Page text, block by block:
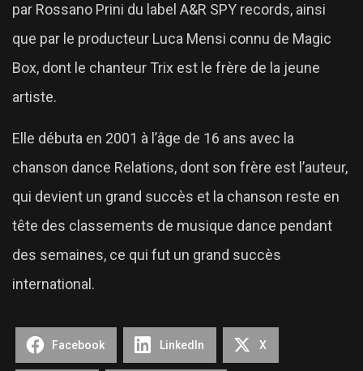
par Rossano Prini du label A&R SPY records, ainsi
que par le producteur Luca Mensi connu de Magic
Box, dont le chanteur Trix est le frère de la jeune
artiste.
Elle débuta en 2001 à l’âge de 16 ans avec la
chanson dance Relations, dont son frère est l’auteur,
qui devient un grand succès et la chanson reste en
tête des classements de musique dance pendant
des semaines, ce qui fut un grand succès
international.
Facebook LinkedIn X